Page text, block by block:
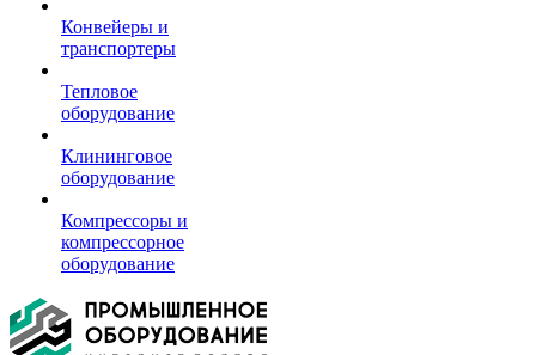
Конвейеры и
транспортеры
Тепловое
оборудование
Клининговое
оборудование
Компрессоры и
компрессорное
оборудование